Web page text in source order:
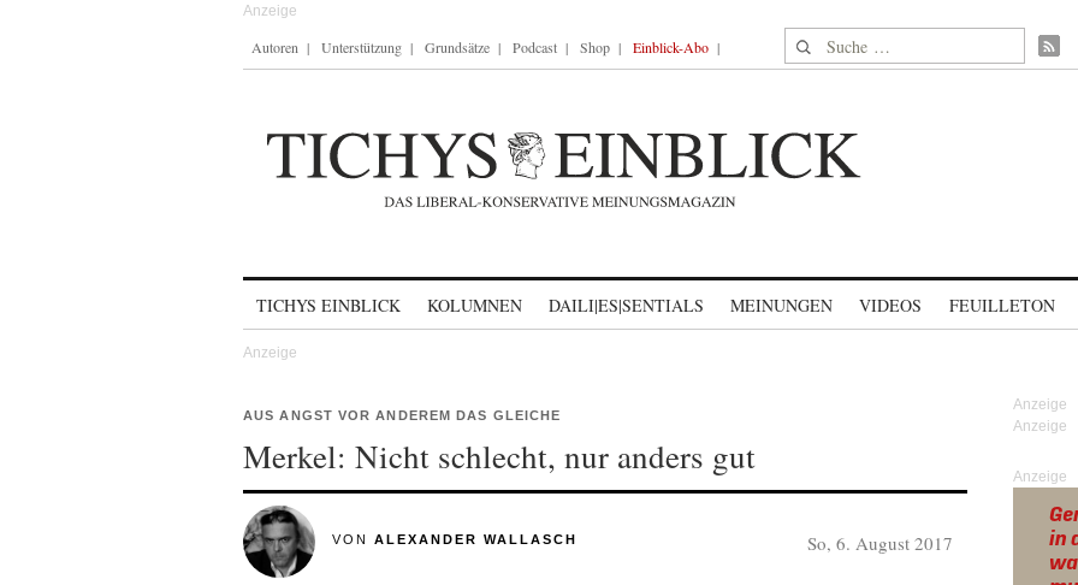
Autoren Unterstützung Grundsätze Podcast Shop Einblick-Abo Suche nach:
TICHYS EINBLICK KOLUMNEN DAILI|ES|SENTIALS MEINUNGEN VIDEOS FEUILLETON
AUS ANGST VOR ANDEREM DAS GLEICHE
Merkel: Nicht schlecht, nur anders gut
VON ALEXANDER WALLASCH So, 6. August 2017
Anzeige